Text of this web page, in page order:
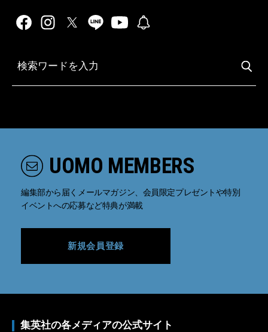
UOMO MEMBERS
編集部から届くメールマガジン、会員限定プレゼントや特別
イベントへの応募など特典が満載
新規会員登録
集英社の各メディアの公式サイト